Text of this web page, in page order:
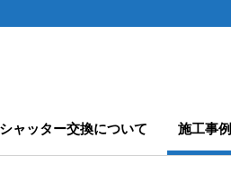
シャッター交換について 施工事例